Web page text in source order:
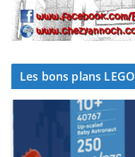
Les bons plans LEGO